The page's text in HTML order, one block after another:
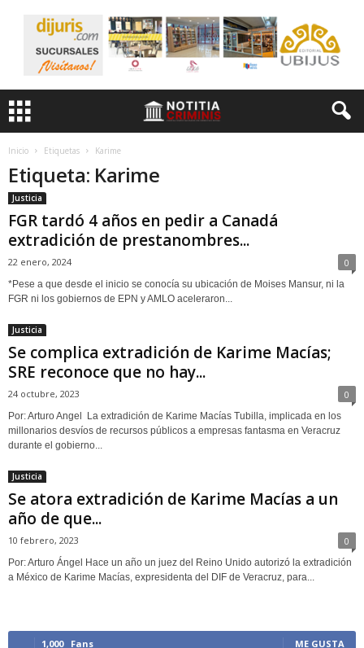
Inicio Etiquetas Karime
Etiqueta: Karime
Justicia
FGR tardó 4 años en pedir a Canadá
extradición de prestanombres...
22 enero, 2024 0
*Pese a que desde el inicio se conocía su ubicación de Moises Mansur, ni la
FGR ni los gobiernos de EPN y AMLO aceleraron...
Justicia
Se complica extradición de Karime Macías;
SRE reconoce que no hay...
24 octubre, 2023 0
Por: Arturo Angel La extradición de Karime Macías Tubilla, implicada en los
millonarios desvíos de recursos públicos a empresas fantasma en Veracruz
durante el gobierno...
Justicia
Se atora extradición de Karime Macías a un
año de que...
10 febrero, 2023 0
Por: Arturo Ángel Hace un año un juez del Reino Unido autorizó la extradición
a México de Karime Macías, expresidenta del DIF de Veracruz, para...
1,000 Fans ME GUSTA